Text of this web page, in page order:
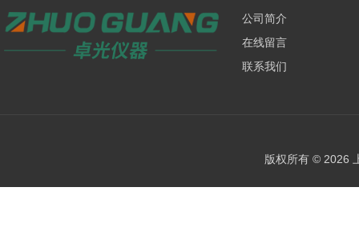
公司简介
在线留言
联系我们
版权所有 © 2026